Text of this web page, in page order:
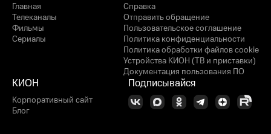
Главная
Телеканалы
Фильмы
Сериалы
Справка
Отправить обращение
Пользовательское соглашение
Политика конфиденциальности
Политика обработки файлов cookie
Устройства КИОН (ТВ и приставки)
Документация пользования ПО
КИОН
Корпоративный сайт
Блог
Подписывайся